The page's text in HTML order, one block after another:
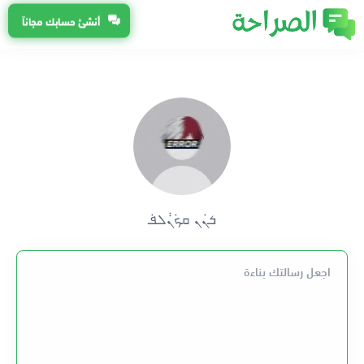
أنشئ حسابك مجاناً
ܭܢ݁ܢ ܩܟ݁ܢ݃ܠܦ݁